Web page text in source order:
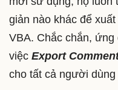
giản nào khác để
VBA. Chắc chắn, ứng
việc Export
cho tất cả người dùng